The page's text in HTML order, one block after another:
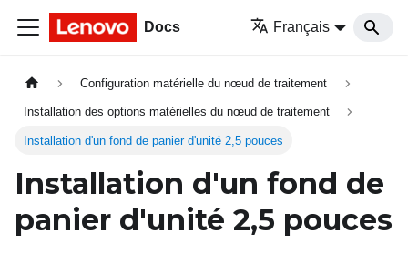
Docs Français
Configuration matérielle du nœud de traitement
Installation des options matérielles du nœud de traitement
Installation d'un fond de panier d'unité 2,5 pouces
Installation d'un fond de
panier d'unité 2,5 pouces